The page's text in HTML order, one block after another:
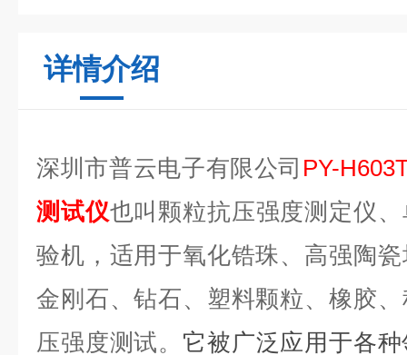
详情介绍
深圳市普云电子有限公司 PY-
测试仪也叫颗粒抗压强度测定仪
验机，适用于氧化锆珠、高强陶
金刚石、钻石、塑料颗粒、橡胶
压强度测试。 它被广泛应用于各